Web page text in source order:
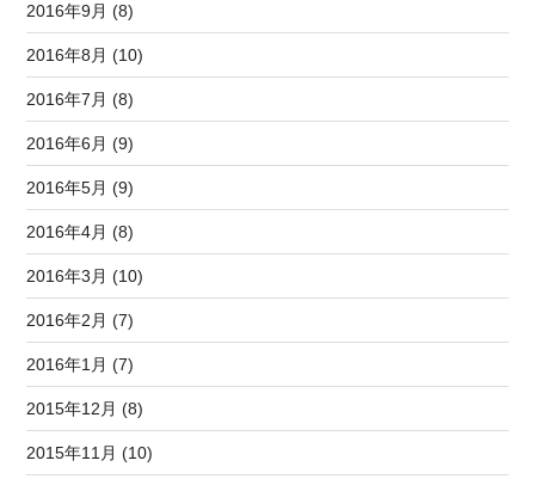
2016年9月 (8)
2016年8月 (10)
2016年7月 (8)
2016年6月 (9)
2016年5月 (9)
2016年4月 (8)
2016年3月 (10)
2016年2月 (7)
2016年1月 (7)
2015年12月 (8)
2015年11月 (10)